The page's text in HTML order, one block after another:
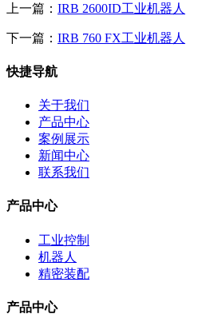
上一篇： IRB 2600ID工业机器人
下一篇： IRB 760 FX工业机器人
快捷导航
关于我们
产品中心
案例展示
新闻中心
联系我们
产品中心
工业控制
机器人
精密装配
产品中心